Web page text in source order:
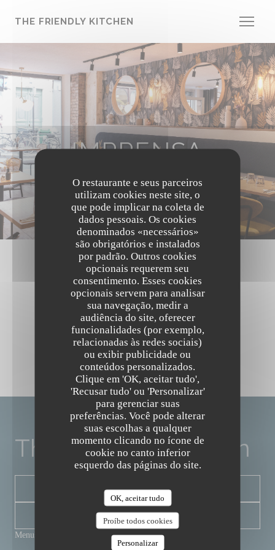
O restaurante e seus parceiros
utilizam cookies neste site, o
que pode implicar na coleta de
dados pessoais. Os cookies
denominados «necessários»
são obrigatórios e instalados
por padrão. Outros cookies
opcionais requerem seu
consentimento. Esses cookies
opcionais servem para analisar
sua navegação, medir a
audiência do site, oferecer
funcionalidades (por exemplo,
relacionadas às redes sociais)
ou exibir publicidade ou
conteúdos personalizados.
Clique em 'OK, aceitar tudo',
'Recusar tudo' ou 'Personalizar'
para gerenciar suas
preferências. Você pode alterar
suas escolhas a qualquer
momento clicando no ícone de
cookie no canto inferior
esquerdo das páginas do site.
OK, aceitar tudo
Proíbe todos cookies
Personalizar
THE FRIENDLY KITCHEN
IMPRENSA
The Friendly Kitchen
RESERVAR UMA MESA
NEWSLETTER
Menus
The Friendly Kitchen